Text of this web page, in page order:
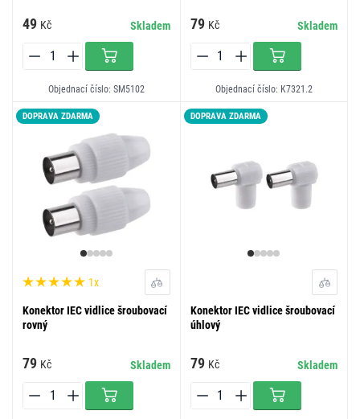
49 Kč Skladem
Objednací číslo: SM5102
79 Kč Skladem
Objednací číslo: K7321.2
DOPRAVA ZDARMA
1x
Konektor IEC vidlice šroubovací
rovný
79 Kč Skladem
DOPRAVA ZDARMA
Konektor IEC vidlice šroubovací
úhlový
79 Kč Skladem